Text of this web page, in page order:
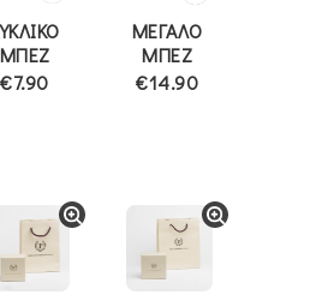
ΜΠΕΖ
€7.90
ΜΕΓΑΛΟ
ΜΠΕΖ
€14.90